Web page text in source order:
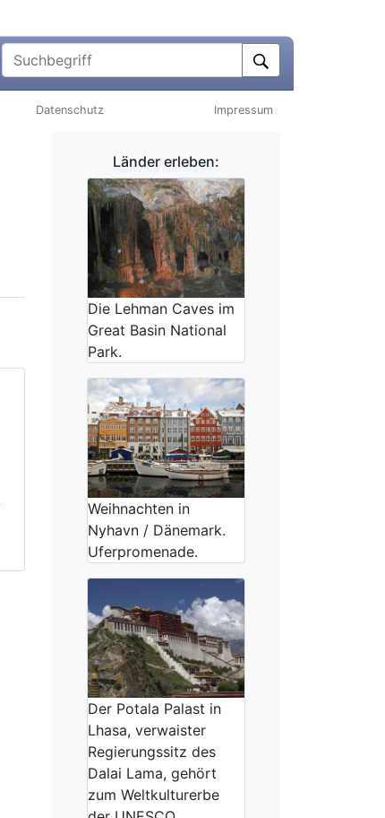
Suchbegriff
Datenschutz Impressum
Länder erleben:
Die Lehman Caves im
Great Basin National
Park.
Weihnachten in
Nyhavn / Dänemark.
Uferpromenade.
Der Potala Palast in
Lhasa, verwaister
Regierungssitz des
Dalai Lama, gehört
zum Weltkulturerbe